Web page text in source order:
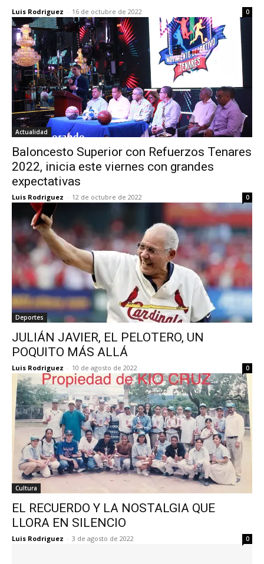
Luis Rodriguez - 16 de octubre de 2022 0
Actualidad
Baloncesto Superior con Refuerzos Tenares
2022, inicia este viernes con grandes
expectativas
Luis Rodriguez - 12 de octubre de 2022 0
Deportes
JULIÁN JAVIER, EL PELOTERO, UN
POQUITO MÁS ALLÁ
Luis Rodriguez - 10 de agosto de 2022 0
Cultura
EL RECUERDO Y LA NOSTALGIA QUE
LLORA EN SILENCIO
Luis Rodriguez - 3 de agosto de 2022 0